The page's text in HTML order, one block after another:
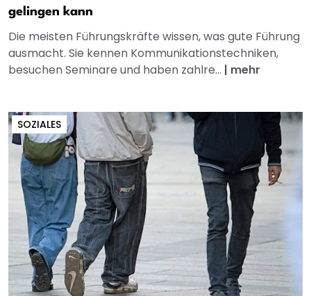
gelingen kann
Die meisten Führungskräfte wissen, was gute Führung
ausmacht. Sie kennen Kommunikationstechniken,
besuchen Seminare und haben zahlre... | mehr
SOZIALES